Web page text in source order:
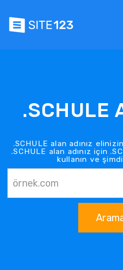
.SCHULE
.SCHULE alan adınız
.SCHULE alan adınız için
kullanın ve